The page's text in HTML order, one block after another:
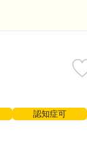
認知症可